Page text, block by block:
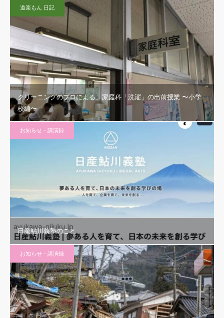
道楽もん 日記
クリーニングのプロによる、家庭科「洗濯」の出前授業 〜小学
校編〜
お知らせ・講演録
日産鮎川義塾のこと
お知らせ・講演録